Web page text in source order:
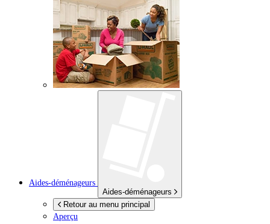
Aides-déménageurs
Aides-déménageurs
Retour au menu principal
Aperçu